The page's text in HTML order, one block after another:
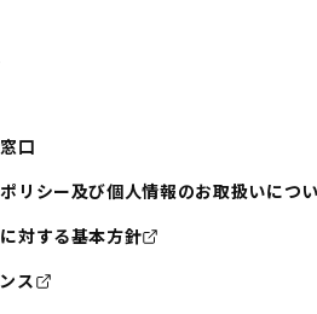
口
リシー及び個人情報のお取扱いにつ
対する基本方針
ス